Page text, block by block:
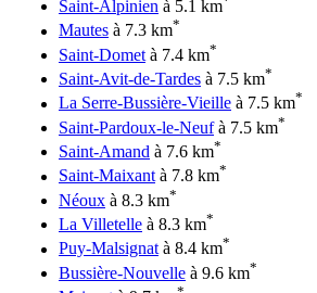
Saint-Alpinien à 5.1 km
Mautes à 7.3 km*
Saint-Domet à 7.4 km*
Saint-Avit-de-Tardes à 7.5 km*
La Serre-Bussière-Vieille à 7.5 km*
Saint-Pardoux-le-Neufà 7.5 km*
Saint-Amand à 7.6 km*
Saint-Maixantà 7.8 km*
Néoux à 8.3 km*
La Villetelle à 8.3 km*
Puy-Malsignatà 8.4 km*
Bussière-Nouvelle à 9.6 km*